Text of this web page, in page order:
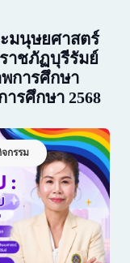
มนุษยศาสตร์
าชภัฏบุรีรัมย์
การศึกษา
รศึกษา 2568
กรรม